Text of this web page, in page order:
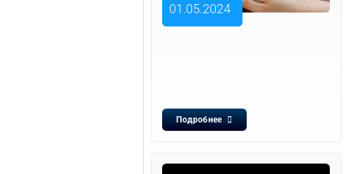
01.05.2024
Подробнее